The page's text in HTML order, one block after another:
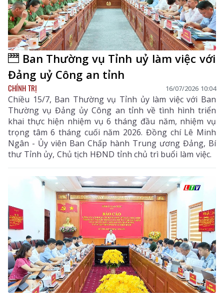
Ban Thường vụ Tỉnh uỷ làm việc với
Đảng uỷ Công an tỉnh
CHÍNH TRỊ 16/07/2026 10:04
Chiều 15/7, Ban Thường vụ Tỉnh ủy làm việc với Ban
Thường vụ Đảng ủy Công an tỉnh về tình hình triển
khai thực hiện nhiệm vụ 6 tháng đầu năm, nhiệm vụ
trọng tâm 6 tháng cuối năm 2026. Đồng chí Lê Minh
Ngân - Ủy viên Ban Chấp hành Trung ương Đảng, Bí
thư Tỉnh ủy, Chủ tịch HĐND tỉnh chủ trì buổi làm việc.